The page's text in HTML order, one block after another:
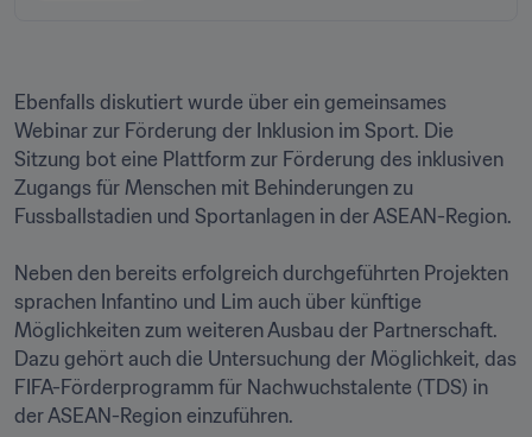
Ebenfalls diskutiert wurde über ein gemeinsames
Webinar zur Förderung der Inklusion im Sport. Die
Sitzung bot eine Plattform zur Förderung des inklusiven
Zugangs für Menschen mit Behinderungen zu
Fussballstadien und Sportanlagen in der ASEAN-Region.
Neben den bereits erfolgreich durchgeführten Projekten
sprachen Infantino und Lim auch über künftige
Möglichkeiten zum weiteren Ausbau der Partnerschaft.
Dazu gehört auch die Untersuchung der Möglichkeit, das
FIFA-Förderprogramm für Nachwuchstalente (TDS) in
der ASEAN-Region einzuführen.